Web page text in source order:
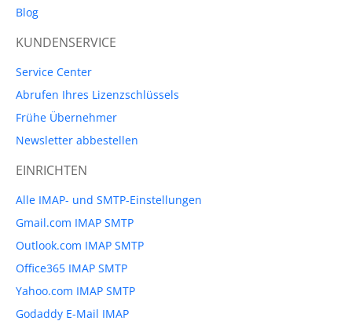
Blog
KUNDENSERVICE
Service Center
Abrufen Ihres Lizenzschlüssels
Frühe Übernehmer
Newsletter abbestellen
EINRICHTEN
Alle IMAP- und SMTP-Einstellungen
Gmail.com IMAP SMTP
Outlook.com IMAP SMTP
Office365 IMAP SMTP
Yahoo.com IMAP SMTP
Godaddy E-Mail IMAP